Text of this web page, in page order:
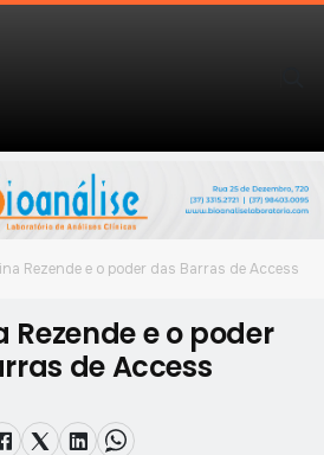
Rezende e o poder das Barras de Access
Rezende e o poder
de Access